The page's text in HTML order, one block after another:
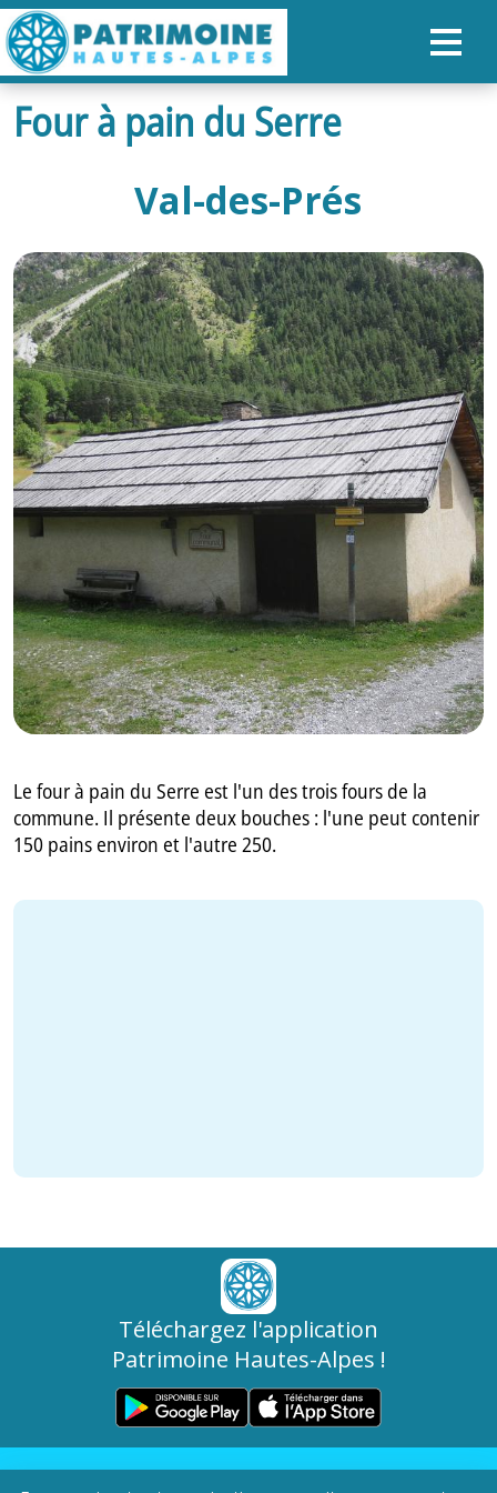
ACCUEIL
NOS PARCOURS
PATRIMOINE
RANDONNÉES
ORGANISER SON SÉJOUR
RECHERCHER
FR
GB
Four à pain du Serre
Val-des-Prés
Le four à pain du Serre est l'un des trois fours de la
commune. Il présente deux bouches : l'une peut contenir
150 pains environ et l'autre 250.
Téléchargez l'application
Patrimoine Hautes-Alpes !